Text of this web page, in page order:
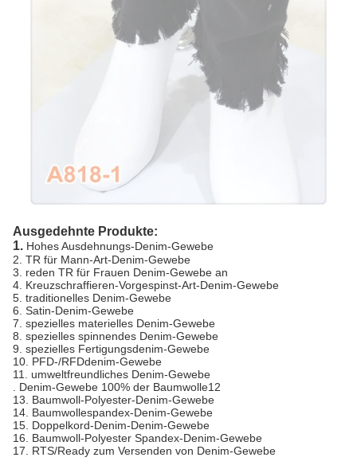
Ausgedehnte Produkte:
1. Hohes Ausdehnungs-Denim-Gewebe
2. TR für Mann-Art-Denim-Gewebe
3. reden TR für Frauen Denim-Gewebe an
4. Kreuzschraffieren-Vorgespinst-Art-Denim-Gewebe
5. traditionelles Denim-Gewebe
6. Satin-Denim-Gewebe
7. spezielles materielles Denim-Gewebe
8. spezielles spinnendes Denim-Gewebe
9. spezielles Fertigungsdenim-Gewebe
10. PFD-/RFDdenim-Gewebe
11. umweltfreundliches Denim-Gewebe
. Denim-Gewebe 100% der Baumwolle12
13. Baumwoll-Polyester-Denim-Gewebe
14. Baumwollespandex-Denim-Gewebe
15. Doppelkord-Denim-Denim-Gewebe
16. Baumwoll-Polyester Spandex-Denim-Gewebe
17. RTS/Ready zum Versenden von Denim-Gewebe